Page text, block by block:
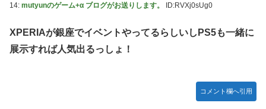
14: mutyunのゲーム+α ブログがお送りします。 ID:RVXj0sUg0
XPERIAが銀座でイベントやってるらしいしPS5も一緒に
展示すれば人気出るっしょ！
コメント欄へ引用